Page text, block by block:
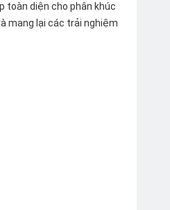
toàn diện cho phân khúc
mang lại các trải nghiệm